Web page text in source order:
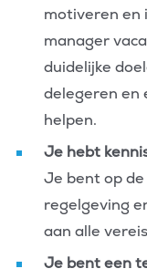
motiveren en
manager
duidelijke
delegeren en
helpen.
Je hebt
Je bent op
regelgeving
aan alle
Je bent een